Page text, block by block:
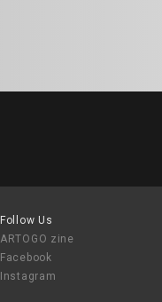
Follow Us
ARTOGO zine
Facebook
Instagram